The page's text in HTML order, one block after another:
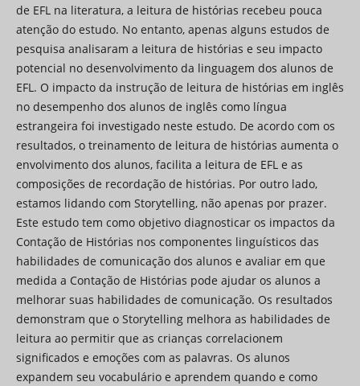
de EFL na literatura, a leitura de histórias recebeu pouca
atenção do estudo. No entanto, apenas alguns estudos de
pesquisa analisaram a leitura de histórias e seu impacto
potencial no desenvolvimento da linguagem dos alunos de
EFL. O impacto da instrução de leitura de histórias em inglês
no desempenho dos alunos de inglês como língua
estrangeira foi investigado neste estudo. De acordo com os
resultados, o treinamento de leitura de histórias aumenta o
envolvimento dos alunos, facilita a leitura de EFL e as
composições de recordação de histórias. Por outro lado,
estamos lidando com Storytelling, não apenas por prazer.
Este estudo tem como objetivo diagnosticar os impactos da
Contação de Histórias nos componentes linguísticos das
habilidades de comunicação dos alunos e avaliar em que
medida a Contação de Histórias pode ajudar os alunos a
melhorar suas habilidades de comunicação. Os resultados
demonstram que o Storytelling melhora as habilidades de
leitura ao permitir que as crianças correlacionem
significados e emoções com as palavras. Os alunos
expandem seu vocabulário e aprendem quando e como